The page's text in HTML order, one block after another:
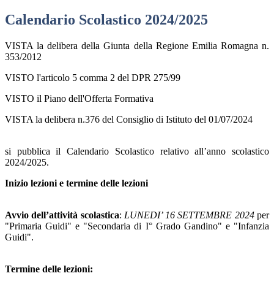
Calendario Scolastico 2024/2025
VISTA la delibera della Giunta della Regione Emilia Romagna n.
353/2012
VISTO l'articolo 5 comma 2 del DPR 275/99
VISTO il Piano dell'Offerta Formativa
VISTA la delibera n.376 del Consiglio di Istituto del 01/07/2024
si pubblica il Calendario Scolastico relativo all’anno scolastico
2024/2025.
Inizio lezioni e termine delle lezioni
Avvio dell’attività scolastica: LUNEDI’ 16 SETTEMBRE 2024per
"Primaria Guidi" e "Secondaria di I° Grado Gandino" e "Infanzia
Guidi".
Termine delle lezioni: